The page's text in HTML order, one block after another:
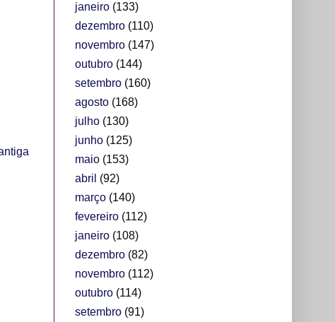
janeiro(133)
dezembro(110)
novembro(147)
outubro(144)
setembro(160)
agosto(168)
julho(130)
junho(125)
maio(153)
abril (92)
março(140)
fevereiro(112)
janeiro(108)
dezembro(82)
novembro(112)
outubro(114)
setembro(91)